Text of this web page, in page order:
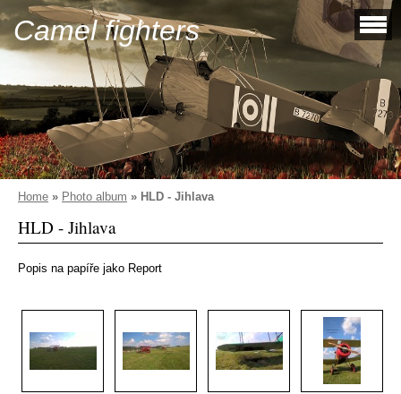
Camel fighters
Home » Photo album » HLD - Jihlava
HLD - Jihlava
Popis na papíře jako Report